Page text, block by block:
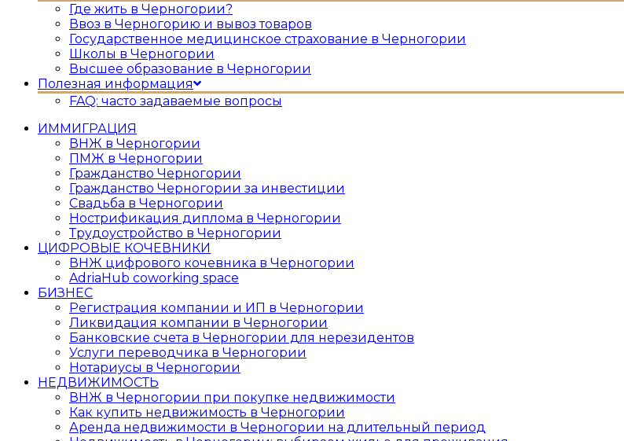
Где жить в Черногории?
Ввоз в Черногорию и вывоз товаров
Государственное медицинское страхование в Черногории
Школы в Черногории
Высшее образование в Черногории
Полезная информация
FAQ: часто задаваемые вопросы
ИММИГРАЦИЯ
ВНЖ в Черногории
ПМЖ в Черногории
Гражданство Черногории
Гражданство Черногории за инвестиции
Свадьба в Черногории
Нострификация диплома в Черногории
Трудоустройство в Черногории
ЦИФРОВЫЕ КОЧЕВНИКИ
ВНЖ цифрового кочевника в Черногории
AdriaHub coworking space
БИЗНЕС
Регистрация компании и ИП в Черногории
Ликвидация компании в Черногории
Банковские счета в Черногории для нерезидентов
Услуги переводчика в Черногории
Нотариусы в Черногории
НЕДВИЖИМОСТЬ
ВНЖ в Черногории при покупке недвижимости
Как купить недвижимость в Черногории
Аренда недвижимости в Черногории на длительный период